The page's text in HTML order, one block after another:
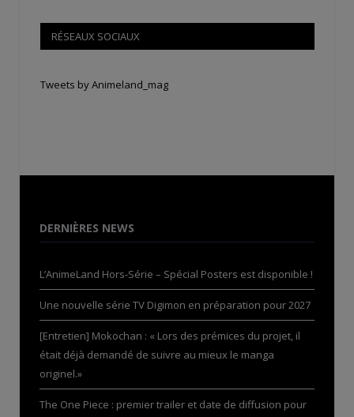
RÉSEAUX SOCIAUX
Tweets by Animeland_mag
DERNIÈRES NEWS
L’AnimeLand Hors-Série – Spécial Posters est disponible !
Une nouvelle série TV Digimon en préparation pour 2027
[Entretien] Mokochan : « Lors des prémices du projet, il
était déjà demandé de suivre au mieux le manga
originel.»
The One Piece : premier trailer et date de diffusion pour